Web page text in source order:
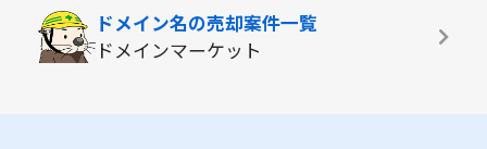
ドメイン名の売却案件一覧
ドメインマーケット